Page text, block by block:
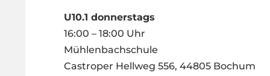
U10.1 donnerstags
16:00 – 18:00 Uhr
Mühlenbachschule
Castroper Hellweg 556, 44805 Bochum